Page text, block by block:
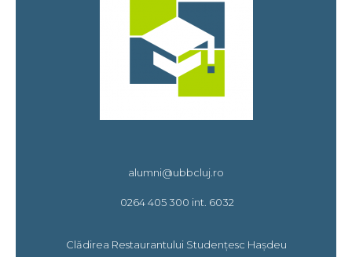
alumni@ubbcluj.ro
0264 405 300 int. 6032
Clădirea Restaurantului Studențesc Hașdeu